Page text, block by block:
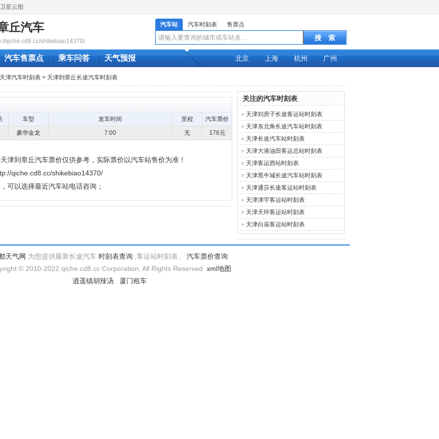
星云图
丘汽车
qiche.cd8.cc/shikebiao14370/
汽车站 汽车时刻表 售票点
汽车售票点 乘车问答 天气预报 北京 上海 杭州 广州
天津汽车时刻表 > 天津到章丘长途汽车时刻表
车型 发车时间 里程
汽车票价
豪华金龙 7:00 无 176元
津到章丘汽车票价仅供参考，实际票价以汽车站售价为准！
qiche.cd8.cc/shikebiao14370/
可以选择最近汽车站电话咨询；
关注的汽车时刻表
天津刘房子长途客运站时刻表
天津东北角长途汽车站时刻表
天津长途汽车站时刻表
天津大港油田客运总站时刻表
天津客运西站时刻表
天津黑牛城长途汽车站时刻表
天津通莎长途客运站时刻表
天津津宇客运站时刻表
天津天环客运站时刻表
天津白庙客运站时刻表
天气网 为您提供最新长途汽车 时刻表查询 ,客运站时刻表、
汽车票价查询
© 2010-2022 qiche.cd8.cc Corporation, All Rights Reserved xml地图
逍遥镇胡辣汤
厦门租车